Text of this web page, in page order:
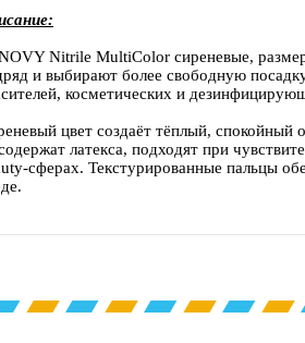
Nitrile MultiColor сиреневые,
и выбирают более свободную
косметических и
цвет создаёт тёплый, спокойный
латекса, подходят при
Текстурированные пальцы